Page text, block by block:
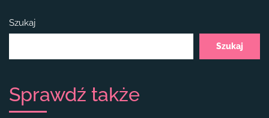
Szukaj
Szukaj
Sprawdź także